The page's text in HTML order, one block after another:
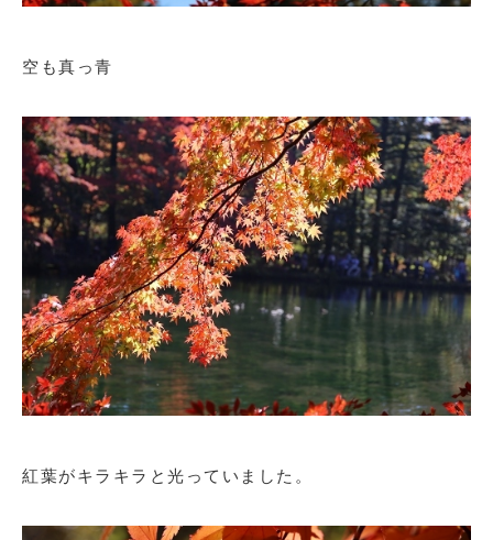
空も真っ青
紅葉がキラキラと光っていました。